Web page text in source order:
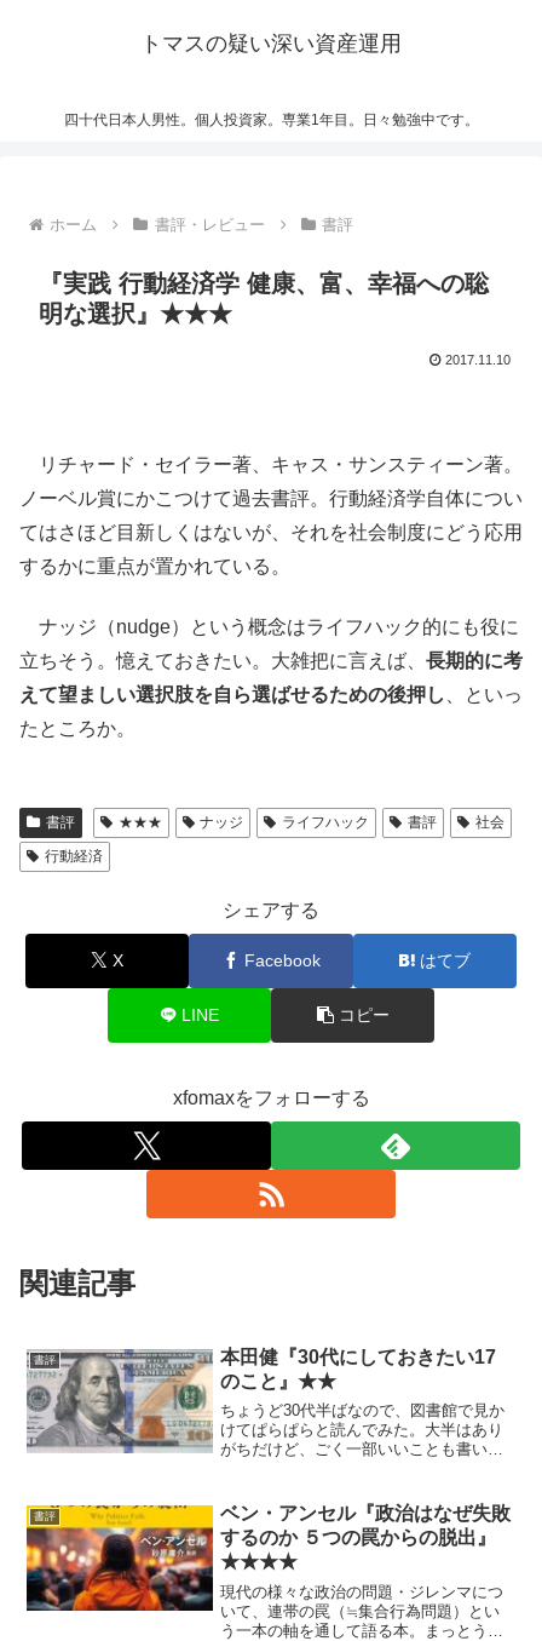
トマスの疑い深い資産運用
四十代日本人男性。個人投資家。専業1年目。日々勉強中です。
ホーム 書評・レビュー 書評
『実践 行動経済学 健康、富、幸福への聡
明な選択』★★★
2017.11.10
リチャード・セイラー著、キャス・サンスティーン著。
ノーベル賞にかこつけて過去書評。行動経済学自体につい
てはさほど目新しくはないが、それを社会制度にどう応用
するかに重点が置かれている。
ナッジ（nudge）という概念はライフハック的にも役に
立ちそう。憶えておきたい。大雑把に言えば、 長期的に考
えて望ましい選択肢を自ら選ばせるための後押し
、といっ
たところか。
書評 ★★★ ナッジ ライフハック 書評
社会
行動経済
シェアする
X Facebook はてブ
LINE コピー
xfomaxをフォローする
関連記事
書評
本田健『30代にしておきたい17
のこと』★★
ちょうど30代半ばなので、図書館で見か
けてぱらぱらと読んでみた。大半はあり
がちだけど、ごく一部いいことも書いて
書評
ベン・アンセル『政治はなぜ失敗
するのか ５つの罠からの脱出』
★★★★
現代の様々な政治の問題・ジレンマにつ
いて、連帯の罠（≒集合行為問題）とい
う一本の軸を通して語る本。まっとうす